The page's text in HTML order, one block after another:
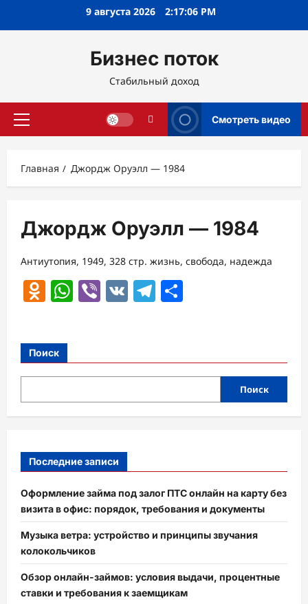
9 августа 2026 2:17:06 PM
Бизнес поток
Стабильный доход
Основное
Смотреть видео
Главная Джордж Оруэлл — 1984
Джордж Оруэлл — 1984
Антиутопия, 1949, 328 стр. жизнь, свобода, надежда
Odnoklassniki
WhatsApp
Viber
VK Telegram
Поиск
Поиск
Последние записи
Оформление займа под залог ПТС онлайн на карту без
визита в офис: порядок, требования и документы
Музыка ветра: устройство и принципы звучания
колокольчиков
Обзор онлайн-займов: условия выдачи, процентные
ставки и требования к заемщикам